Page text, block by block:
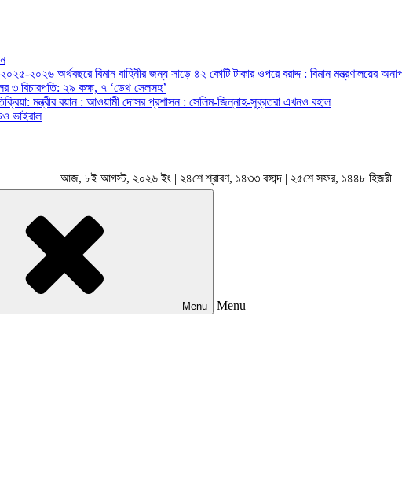
২০২৫-২০২৬ অর্থবছরে বিমান বাহিনীর জন্য সাড়ে ৪২ কোটি টাকার ওপরে বরাদ্দ : বিমান মন্ত্রণালয়ের
৩ বিচারপতি: ২৯ কক্ষ, ৭ ‘ডেথ সেলসহ’
মন্ত্রীর বয়ান : আওয়ামী দোসর প্রশাসন : সেলিম-জিন্নাহ-সুব্রতরা এখনও বহাল
ভাইরাল
আজ, ৮ই আগস্ট, ২০২৬ ইং | ২৪শে শ্রাবণ, ১৪৩৩ বঙ্গাব্দ | ২৫শে সফর, ১৪৪৮ হিজরী
Menu Menu